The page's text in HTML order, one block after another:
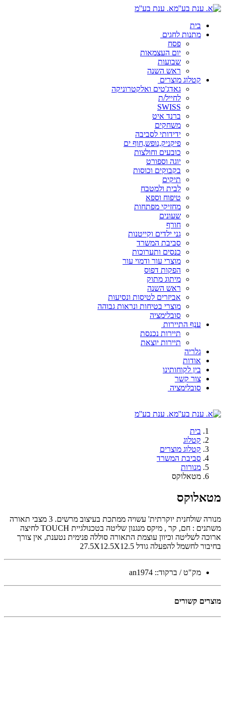
א. ענת בע''מ
בית
מתנות לחגים
פסח
יום העצמאות
שבועות
ראש השנה
קטלוג מוצרים
גאדג'טים ואלקטרוניקה
לחייל/ת
SWISS
ברנד איט
משחקים
ידידותי לסביבה
פיקניק,נופש,חוף ים
כובעים וחולצות
יוגה וספורט
בקבוקים וכוסות
תיקים
לבית ולמטבח
טיפוח וספא
מחזיקי מפתחות
שעונים
חורף
גני ילדים וקייטנות
סביבת המשרד
כנסים ותערוכות
מוצרי עור ודמוי עור
הפקות דפוס
מיתוג מתוק
ראש השנה
אביזרים לטיסות ונסיעות
מוצרי בטיחות ונראות גבוהה
סובלימציה
ענף התיירות
תיירות נכנסת
תיירות יוצאת
גלריה
אודות
בין לקוחותינו
צור קשר
סובלימציה
א. ענת בע''מ
בית
קטלוג
קטלוג מוצרים
סביבת המשרד
מנורות
מטאלוקס
מטאלוקס
מנורה שולחנית יוקרתית' עשויה ממתכת בעיצוב מרשים. 3 מצבי תאורה
משתנים : חם, קר , מיקס מנגנון שליטה בטכנולגיית TOUCH לחיצה
ארוכה לשליטה וכיוון עוצמת התאורה סוללה פנימית נטענת, אין צורך
בחיבור לחשמל להפעלה גודל 27.5X12.5X12.5
מק"ט / ברקוד:: an1974
מוצרים קשורים